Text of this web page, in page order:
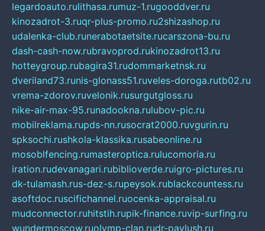
legardoauto.rulithasa.rumuz-1.rugooddver.ru
kinozadrot-3.ruqr-plus-promo.ru2shizashop.ru
udalenka-club.runerabotaetsite.rucarszona-bu.ru
dash-cash-now.rubravoprod.rukinozadrot13.ru
hotteygroup.rubagira31.rudommarketnsk.ru
dveriland73.runis-glonass51.ruveles-doroga.rutb02.ru
vrema-zdorov.ruvelonik.rusurgutgloss.ru
nike-air-max-95.runadookna.rulubov-pic.ru
mobilreklama.rupds-nn.rusocrat2000.ruvgurin.ru
spksochi.rushkola-klassika.rusabeonline.ru
mosoblfencing.rumasteroptica.rulucomoria.ru
iration.rudevanagari.rubiblioverde.ruigro-pictures.ru
dk-tulamash.rus-dez-s.rupeysok.rublackcountess.ru
asoftdoc.ruscifichannel.ruocenka-appraisal.ru
mudconnector.ruhitstih.rupik-finance.ruvip-surfing.ru
wundermoscow.ruolymp-clan.rudr-pavlush.ru